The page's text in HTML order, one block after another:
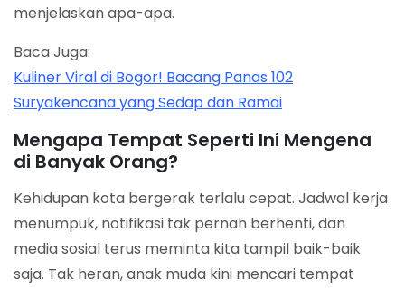
menjelaskan apa-apa.
Baca Juga:
Kuliner Viral di Bogor! Bacang Panas 102
Suryakencana yang Sedap dan Ramai
Mengapa Tempat Seperti Ini Mengena
di Banyak Orang?
Kehidupan kota bergerak terlalu cepat. Jadwal kerja
menumpuk, notifikasi tak pernah berhenti, dan
media sosial terus meminta kita tampil baik-baik
saja. Tak heran, anak muda kini mencari tempat